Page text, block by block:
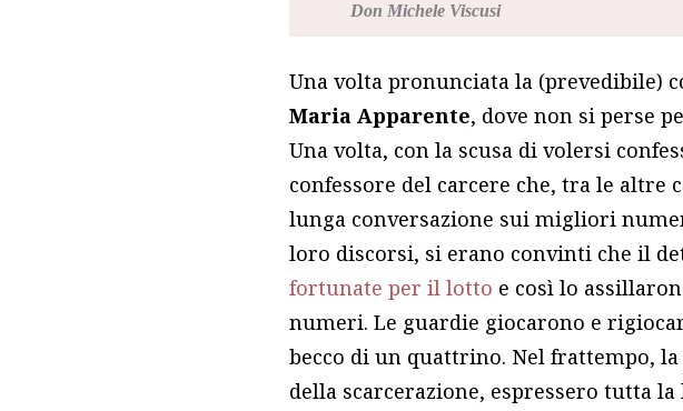
Don Michele Viscusi
Una volta pronunciata la (prevedibile)
Maria Apparente, dove non si perse
Una volta, con la scusa di volersi
confessore del carcere che, tra le altre
lunga conversazione sui migliori
loro discorsi, si erano convinti che il
fortunate per il lotto e così lo
numeri. Le guardie giocarono e
becco di un quattrino. Nel frattempo,
della scarcerazione, espressero tutta